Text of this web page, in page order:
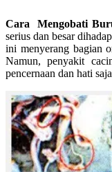
Cara Mengobati
serius dan besar
ini menyerang bagian
Namun, penyakit
pencernaan dan hati